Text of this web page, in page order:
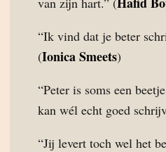
“Ik vind dat je beter
(Ionica Smeets)
“Peter is soms een
kan wél echt goed
“Jij levert toch wel het